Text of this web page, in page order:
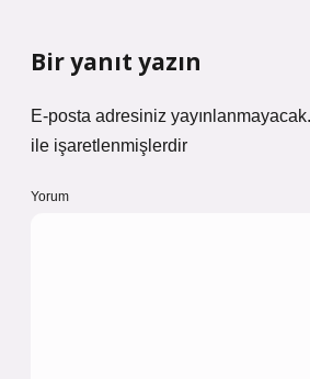
Bir yanıt yazın
E-posta adresiniz yayınlanmayacak.
ile işaretlenmişlerdir
Yorum